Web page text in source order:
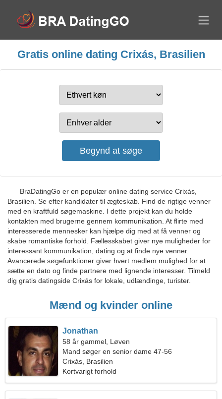
Gratis online dating Crixás, Brasilien
BraDatingGo er en populær online dating service Crixás,
Brasilien. Se efter kandidater til ægteskab. Find de rigtige venner
med en kraftfuld søgemaskine. I dette projekt kan du holde
kontakten med brugerne gennem kommunikation. At flirte med
interesserede mennesker kan hjælpe dig med at få venner og
skabe romantiske forhold. Fællesskabet giver nye muligheder for
interessant kommunikation, dating og at finde nye venner.
Avancerede søgefunktioner giver hvert medlem mulighed for at
sætte en dato og finde partnere med lignende interesser. Tilmeld
dig gratis datingside Crixás for lokale, udlændinge, turister.
Mænd og kvinder online
Jonathan
58 år gammel, Løven
Mand søger en senior dame 47-56
Crixás, Brasilien
Kortvarigt forhold